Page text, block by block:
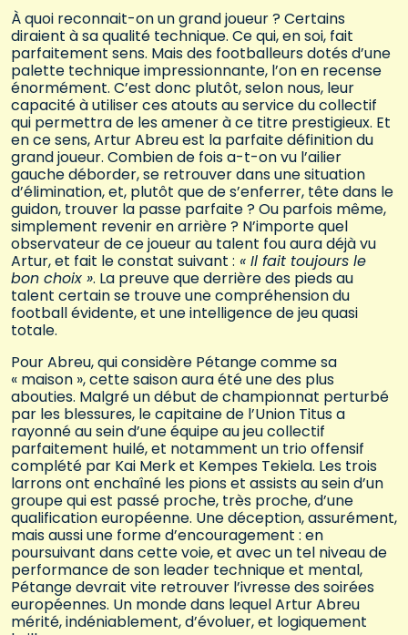
À quoi reconnait-on un grand joueur ? Certains
diraient à sa qualité technique. Ce qui, en soi, fait
parfaitement sens. Mais des footballeurs dotés d’une
palette technique impressionnante, l’on en recense
énormément. C’est donc plutôt, selon nous, leur
capacité à utiliser ces atouts au service du collectif
qui permettra de les amener à ce titre prestigieux. Et
en ce sens, Artur Abreu est la parfaite définition du
grand joueur. Combien de fois a-t-on vu l’ailier
gauche déborder, se retrouver dans une situation
d’élimination, et, plutôt que de s’enferrer, tête dans le
guidon, trouver la passe parfaite ? Ou parfois même,
simplement revenir en arrière ? N’importe quel
observateur de ce joueur au talent fou aura déjà vu
Artur, et fait le constat suivant : « Il fait toujours le
bon choix ». La preuve que derrière des pieds au
talent certain se trouve une compréhension du
football évidente, et une intelligence de jeu quasi
totale.
Pour Abreu, qui considère Pétange comme sa
« maison », cette saison aura été une des plus
abouties. Malgré un début de championnat perturbé
par les blessures, le capitaine de l’Union Titus a
rayonné au sein d’une équipe au jeu collectif
parfaitement huilé, et notamment un trio offensif
complété par Kai Merk et Kempes Tekiela. Les trois
larrons ont enchaîné les pions et assists au sein d’un
groupe qui est passé proche, très proche, d’une
qualification européenne. Une déception, assurément,
mais aussi une forme d’encouragement : en
poursuivant dans cette voie, et avec un tel niveau de
performance de son leader technique et mental,
Pétange devrait vite retrouver l’ivresse des soirées
européennes. Un monde dans lequel Artur Abreu
mérité, indéniablement, d’évoluer, et logiquement